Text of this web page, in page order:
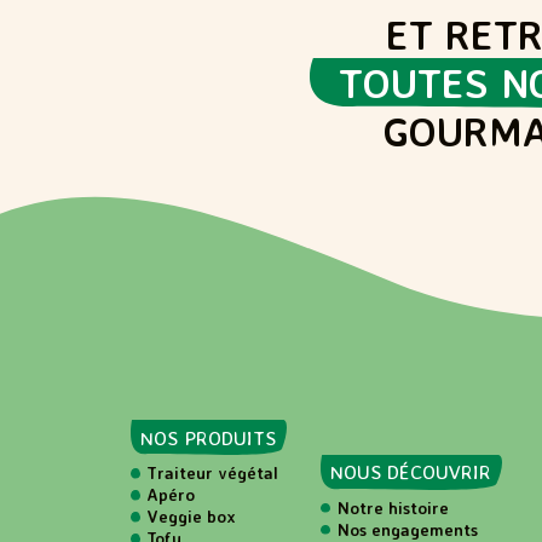
ET
TOUTES
NOS PRODUITS
Traiteur végétal
Apéro
Veggie box
NOUS DÉCOUVRIR
Notre histoire
Nos engagements